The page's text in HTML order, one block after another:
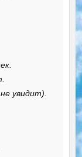
увидит).